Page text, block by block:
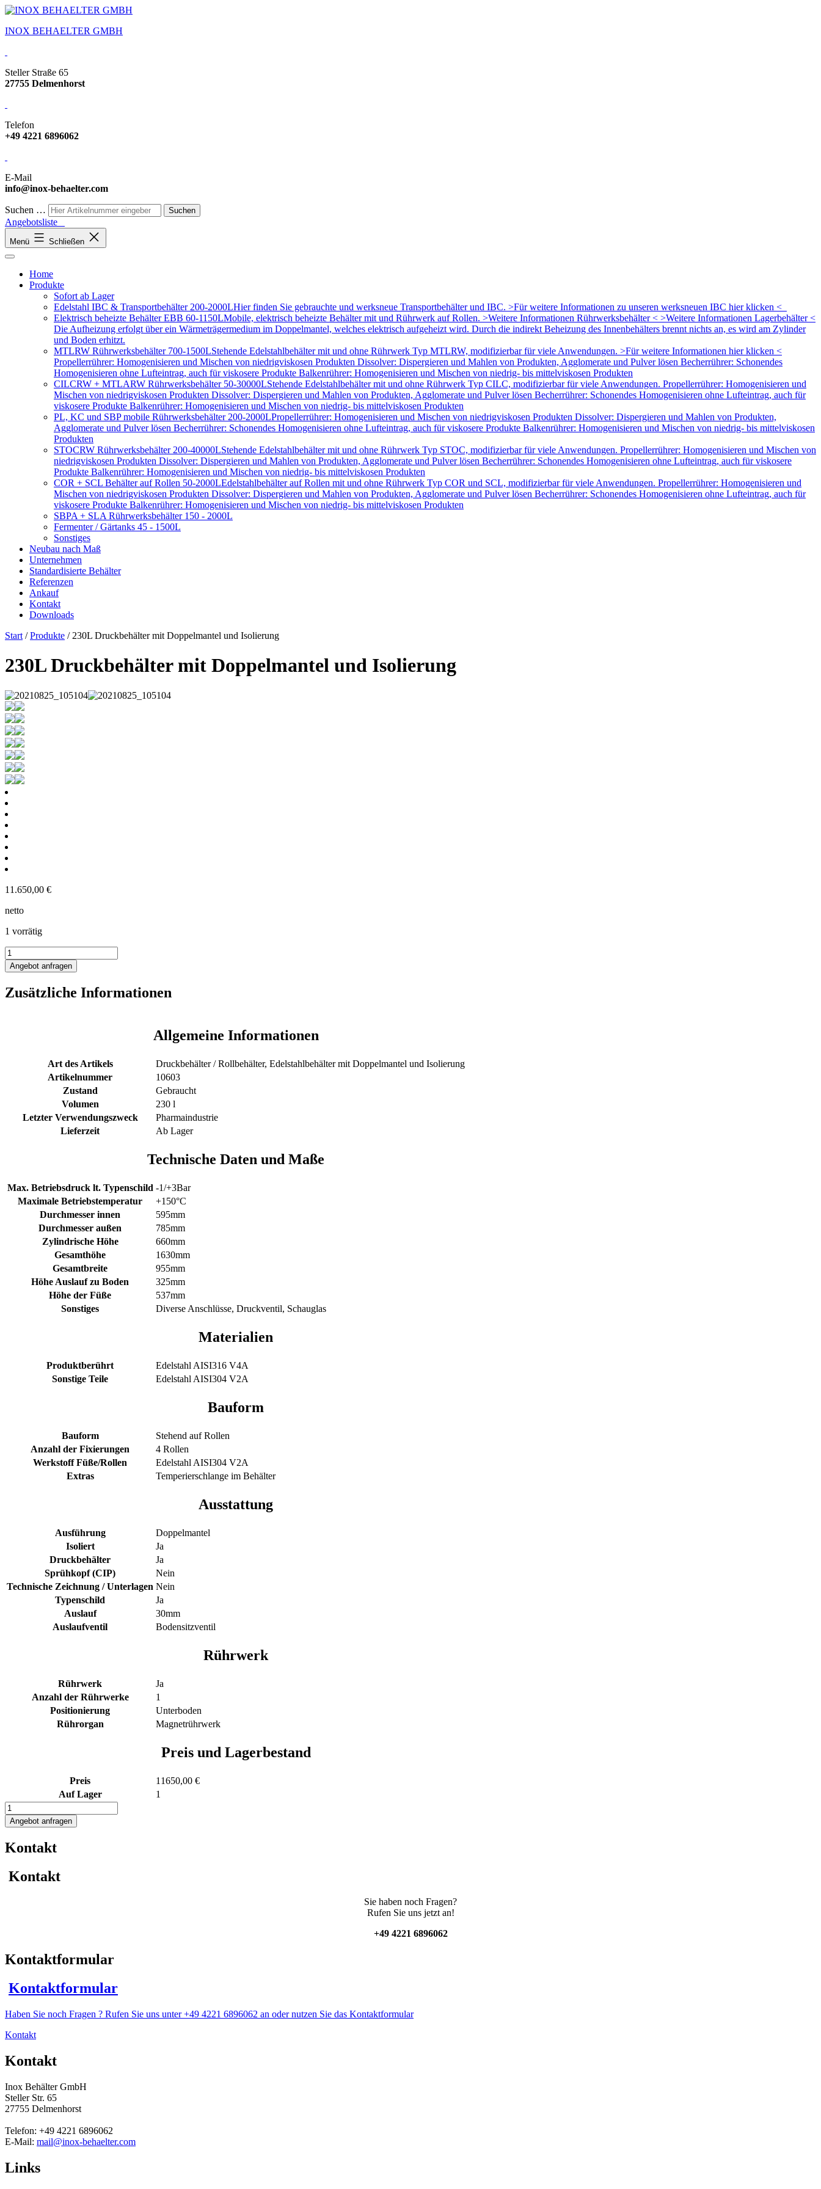
INOX BEHAELTER GMBH
Steller Straße 65
27755 Delmenhorst
Telefon
+49 4221 6896062
E-Mail
info@inox-behaelter.com
Suchen …
Angebotsliste
Menü Schließen
Home
Produkte
Sofort ab Lager
Edelstahl IBC & Transportbehälter 200-2000LHier finden Sie gebrauchte und werksneue Transportbehälter und IBC. >Für weitere Informationen zu unseren werksneuen IBC hier klicken <
Elektrisch beheizte Behälter EBB 60-1150LMobile, elektrisch beheizte Behälter mit und Rührwerk auf Rollen. >Weitere Informationen Rührwerksbehälter < >Weitere Informationen Lagerbehälter <
Die Aufheizung erfolgt über ein Wärmeträgermedium im Doppelmantel, welches elektrisch aufgeheizt wird. Durch die indirekt Beheizung des Innenbehälters brennt nichts an, es wird am Zylinder
und Boden erhitzt.
MTLRW Rührwerksbehälter 700-1500LStehende Edelstahlbehälter mit und ohne Rührwerk Typ MTLRW, modifizierbar für viele Anwendungen. >Für weitere Informationen hier klicken <
Propellerrührer: Homogenisieren und Mischen von niedrigviskosen Produkten Dissolver: Dispergieren und Mahlen von Produkten, Agglomerate und Pulver lösen Becherrührer: Schonendes
Homogenisieren ohne Lufteintrag, auch für viskosere Produkte Balkenrührer: Homogenisieren und Mischen von niedrig- bis mittelviskosen Produkten
CILCRW + MTLARW Rührwerksbehälter 50-30000LStehende Edelstahlbehälter mit und ohne Rührwerk Typ CILC, modifizierbar für viele Anwendungen. Propellerrührer: Homogenisieren und
Mischen von niedrigviskosen Produkten Dissolver: Dispergieren und Mahlen von Produkten, Agglomerate und Pulver lösen Becherrührer: Schonendes Homogenisieren ohne Lufteintrag, auch für
viskosere Produkte Balkenrührer: Homogenisieren und Mischen von niedrig- bis mittelviskosen Produkten
PL, KC und SBP mobile Rührwerksbehälter 200-2000LPropellerrührer: Homogenisieren und Mischen von niedrigviskosen Produkten Dissolver: Dispergieren und Mahlen von Produkten,
Agglomerate und Pulver lösen Becherrührer: Schonendes Homogenisieren ohne Lufteintrag, auch für viskosere Produkte Balkenrührer: Homogenisieren und Mischen von niedrig- bis mittelviskosen
Produkten
STOCRW Rührwerksbehälter 200-40000LStehende Edelstahlbehälter mit und ohne Rührwerk Typ STOC, modifizierbar für viele Anwendungen. Propellerrührer: Homogenisieren und Mischen von
niedrigviskosen Produkten Dissolver: Dispergieren und Mahlen von Produkten, Agglomerate und Pulver lösen Becherrührer: Schonendes Homogenisieren ohne Lufteintrag, auch für viskosere
Produkte Balkenrührer: Homogenisieren und Mischen von niedrig- bis mittelviskosen Produkten
COR + SCL Behälter auf Rollen 50-2000LEdelstahlbehälter auf Rollen mit und ohne Rührwerk Typ COR und SCL, modifizierbar für viele Anwendungen. Propellerrührer: Homogenisieren und
Mischen von niedrigviskosen Produkten Dissolver: Dispergieren und Mahlen von Produkten, Agglomerate und Pulver lösen Becherrührer: Schonendes Homogenisieren ohne Lufteintrag, auch für
viskosere Produkte Balkenrührer: Homogenisieren und Mischen von niedrig- bis mittelviskosen Produkten
SBPA + SLA Rührwerksbehälter 150 - 2000L
Fermenter / Gärtanks 45 - 1500L
Sonstiges
Neubau nach Maß
Unternehmen
Standardisierte Behälter
Referenzen
Ankauf
Kontakt
Downloads
Start /Produkte / 230L Druckbehälter mit Doppelmantel und Isolierung
230L Druckbehälter mit Doppelmantel und Isolierung
11.650,00 €
netto
1 vorrätig
230L
Druckbehälter
mit
und
Angebot anfragen
Zusätzliche Informationen
Allgemeine Informationen
Art des Artikels
Druckbehälter / Rollbehälter, Edelstahlbehälter mit Doppelmantel und Isolierung
Artikelnummer
10603
Zustand
Gebraucht
Volumen
230 l
Letzter Verwendungszweck
Pharmaindustrie
Lieferzeit
Ab Lager
Technische Daten und Maße
Max. Betriebsdruck lt. Typenschild -1/+3Bar
Maximale Betriebstemperatur
+150°C
Durchmesser innen
595mm
Durchmesser außen
785mm
Zylindrische Höhe
660mm
Gesamthöhe
1630mm
Gesamtbreite
955mm
Höhe Auslauf zu Boden
325mm
Höhe der Füße
537mm
Sonstiges
Diverse Anschlüsse, Druckventil, Schauglas
Materialien
Produktberührt
Edelstahl AISI316 V4A
Sonstige Teile
Edelstahl AISI304 V2A
Bauform
Bauform
Stehend auf Rollen
Anzahl der Fixierungen
4 Rollen
Werkstoff Füße/Rollen
Edelstahl AISI304 V2A
Extras
Temperierschlange im Behälter
Ausstattung
Ausführung
Doppelmantel
Isoliert
Ja
Druckbehälter
Ja
Sprühkopf (CIP)
Nein
Technische Zeichnung / Unterlagen Nein
Typenschild
Ja
Auslauf
30mm
Auslaufventil
Bodensitzventil
Rührwerk
Rührwerk
Ja
Anzahl der Rührwerke
1
Positionierung
Unterboden
Rührorgan
Magnetrührwerk
Preis und Lagerbestand
Preis
11650,00 €
Auf Lager
1
230L
Druckbehälter
mit
und
Menge
Angebot anfragen
Kontakt
Kontakt
Sie haben noch Fragen?
Rufen Sie uns jetzt an!
+49 4221 6896062
Kontaktformular
Kontaktformular
Haben Sie noch Fragen ? Rufen Sie uns unter +49 4221 6896062 an oder nutzen Sie das Kontaktformular
Kontakt
Kontakt
Inox Behälter GmbH
Steller Str. 65
27755 Delmenhorst
Telefon: +49 4221 6896062
E-Mail: mail@inox-behaelter.com
Links